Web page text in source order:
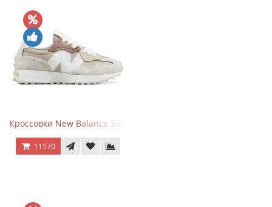
Кроссовки New Balance 327 Beige Pink
11570